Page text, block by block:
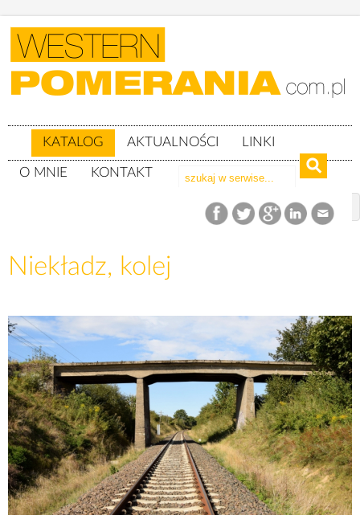
KATALOG AKTUALNOŚCI LINKI
O MNIE KONTAKT
woj. zachodniopomorskie
Niekładz, kolej